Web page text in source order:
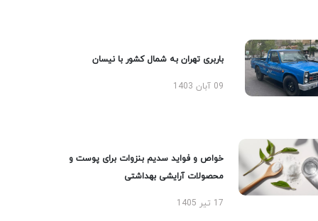
باربری تهران به شمال کشور با نیسان
09 آبان 1403
خواص و فواید سدیم بنزوات برای پوست و
محصولات آرایشی بهداشتی
17 تیر 1405